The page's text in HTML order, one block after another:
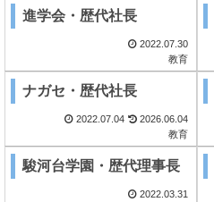
進学会・歴代社長
2022.07.30
教育
ナガセ・歴代社長
2022.07.04
2026.06.04
教育
駿河台学園・歴代理事長
2022.03.31